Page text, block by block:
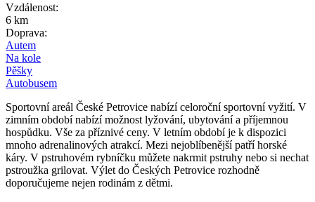
Vzdálenost:
6 km
Doprava:
Autem
Na kole
Pěšky
Autobusem
Sportovní areál České Petrovice nabízí celoroční sportovní vyžití. V
zimním období nabízí možnost lyžování, ubytování a příjemnou
hospůdku. Vše za příznivé ceny. V letním období je k dispozici
mnoho adrenalinových atrakcí. Mezi nejoblíbenější patří horské
káry. V pstruhovém rybníčku můžete nakrmit pstruhy nebo si nechat
pstroužka grilovat. Výlet do Českých Petrovice rozhodně
doporučujeme nejen rodinám z dětmi.